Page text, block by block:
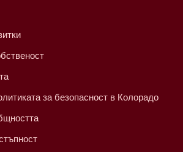
за безопасност в Колорадо